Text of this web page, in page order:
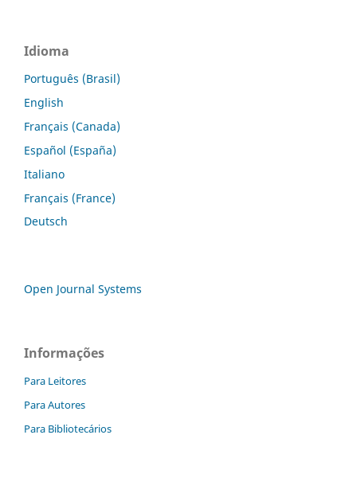
Idioma
Português (Brasil)
English
Français (Canada)
Español (España)
Italiano
Français (France)
Deutsch
Open Journal Systems
Informações
Para Leitores
Para Autores
Para Bibliotecários